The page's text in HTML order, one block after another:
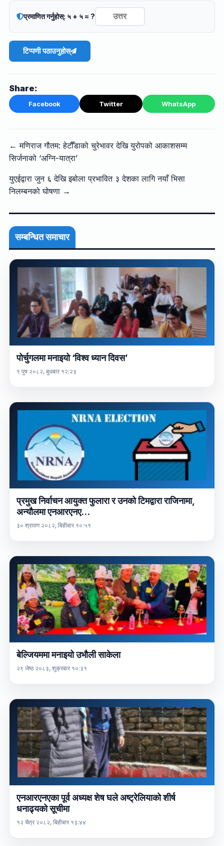
प्रमाणित गर्नुहोस्: ५ + ५ = ?
टिप्पणी पठाउनुहोस्
Share:
Facebook Twitter WhatsApp
← मणिराज गौतम: हेटौँडाको चुरेभावर देखि युरोपको आकाशसम्म
सिर्जनाको ‘अग्नि-यात्रा’
युएईद्वारा जुन ६ देखि इबोला प्रभावित ३ देशका लागि नयाँ भिसा
निलम्बनको घोषणा →
सम्बन्धित समाचार
पोर्चुगलमा मनाइयो ‘विश्व ध्यान दिवस’
९ पुष २०८२, बुधबार १२:२३
प्रमुख निर्वाचन आयुक्त फुलारा र उनको टिमद्वारा राजिनामा,
अन्यौलमा एनआरएनए…
३० श्रावण २०८२, बिहीबार १०:५१
बेल्जियममा मनाइयो उभौली साकेला
२९ जेष्ठ २०८३, शुक्रबार १०:३१
एनआरएनएका पूर्व अध्यक्ष शेष घले अष्ट्रेलियाको शीर्ष
धनाढ्यको सूचीमा
१२ चैत्र २०८२, बिहीबार १३:४४